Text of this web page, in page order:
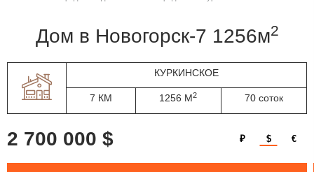
дом в Новогорск-7 1256м2
КУРКИНСКОЕ
7 КМ 1256 М2 70 соток
2 700 000 $ ₽ $ €